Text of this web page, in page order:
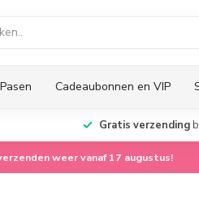
Pasen Cadeaubonnen en VIP
Gratis verzending
weer vanaf 17 augustus!